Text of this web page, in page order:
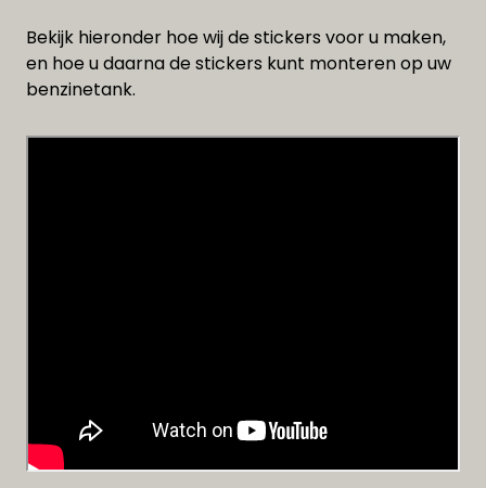
Bekijk hieronder hoe wij de stickers voor u maken,
en hoe u daarna de stickers kunt monteren op uw
benzinetank.